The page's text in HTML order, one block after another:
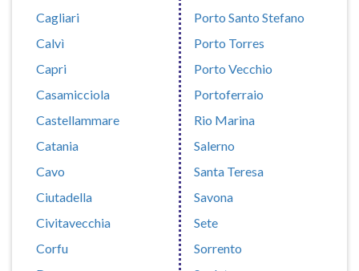
Cagliari
Calvì
Capri
Casamicciola
Castellammare
Catania
Cavo
Ciutadella
Civitavecchia
Corfu
Porto Santo Stefano
Porto Torres
Porto Vecchio
Portoferraio
Rio Marina
Salerno
Santa Teresa
Savona
Sete
Sorrento